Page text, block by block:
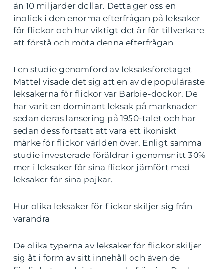
än 10 miljarder dollar. Detta ger oss en
inblick i den enorma efterfrågan på leksaker
för flickor och hur viktigt det är för tillverkare
att förstå och möta denna efterfrågan.
I en studie genomförd av leksaksföretaget
Mattel visade det sig att en av de populäraste
leksakerna för flickor var Barbie-dockor. De
har varit en dominant leksak på marknaden
sedan deras lansering på 1950-talet och har
sedan dess fortsatt att vara ett ikoniskt
märke för flickor världen över. Enligt samma
studie investerade föräldrar i genomsnitt 30%
mer i leksaker för sina flickor jämfört med
leksaker för sina pojkar.
Hur olika leksaker för flickor skiljer sig från
varandra
De olika typerna av leksaker för flickor skiljer
sig åt i form av sitt innehåll och även de